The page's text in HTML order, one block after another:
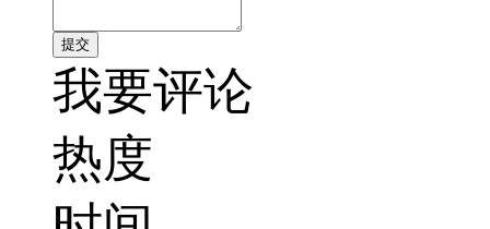
我要评论
热度